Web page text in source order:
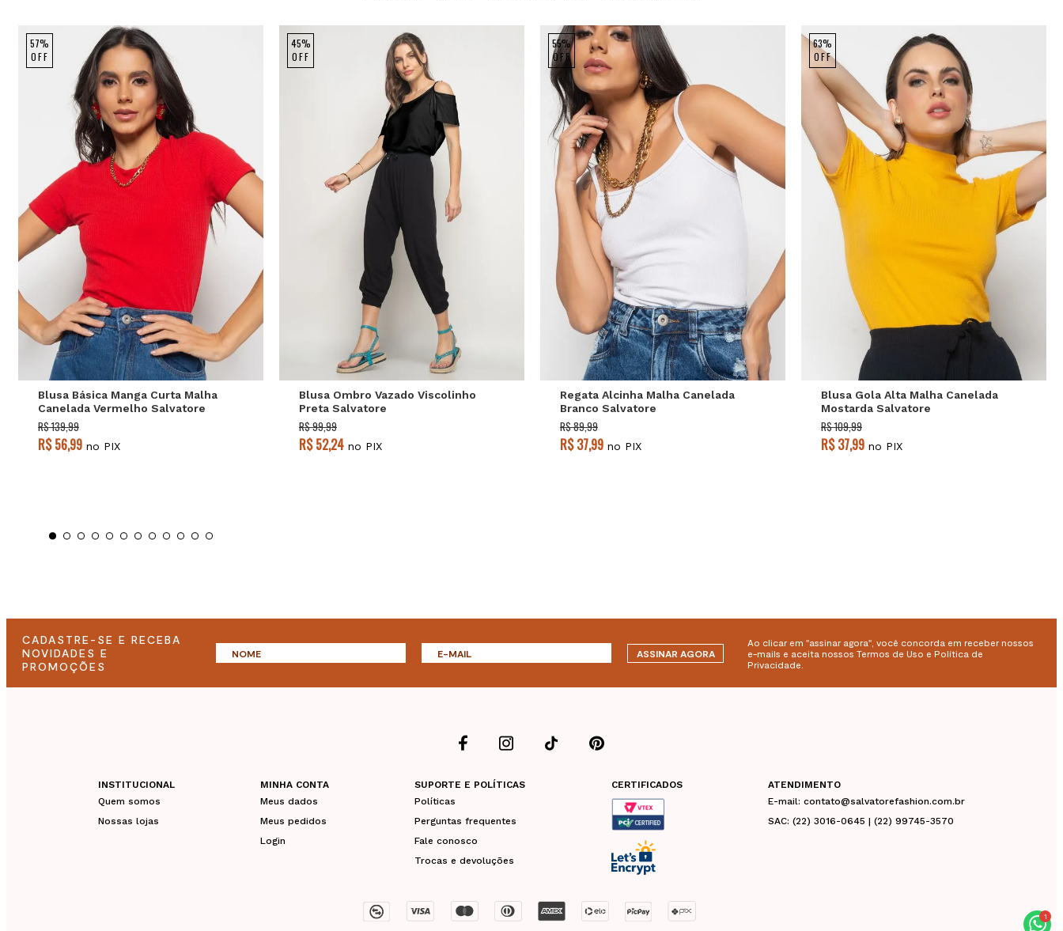
57%
OFF
P M G
Blusa Básica Manga Curta Malha
Canelada Vermelho Salvatore
R$ 139,99
R$ 56,99 no PIX
45%
OFF
P G
Blusa Ombro Vazado Viscolinho
Preta Salvatore
R$ 99,99
R$ 52,24 no PIX
55%
OFF
P M G
Regata Alcinha Malha Canelada
Branco Salvatore
R$ 89,99
R$ 37,99 no PIX
63%
OFF
P M G
Blusa Gola Alta Malha Canelada
Mostarda Salvatore
R$ 109,99
R$ 37,99 no PIX
CADASTRE-SE E RECEBA
NOVIDADES E
PROMOÇÕES
ASSINAR AGORA
Ao clicar em "assinar agora", você concorda em receber nossos
e-mails e aceita nossos Termos de Uso e Política de
Privacidade.
INSTITUCIONAL
Quem somos
Nossas lojas
MINHA CONTA
Meus dados
Meus pedidos
Login
SUPORTE E POLÍTICAS
Políticas
Perguntas frequentes
Fale conosco
Trocas e devoluções
CERTIFICADOS
ATENDIMENTO
E-mail: contato@salvatorefashion.com.br
SAC: (22) 3016-0645 | (22) 99745-3570